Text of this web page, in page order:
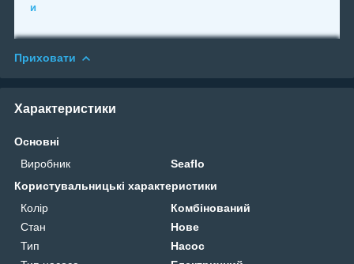
и
Приховати
Характеристики
Основні
Виробник
Seaflo
Користувальницькі характеристики
Колір
Комбінований
Стан
Нове
Тип
Насос